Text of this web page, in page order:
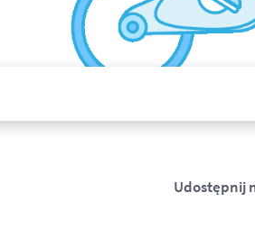
Udostępnij